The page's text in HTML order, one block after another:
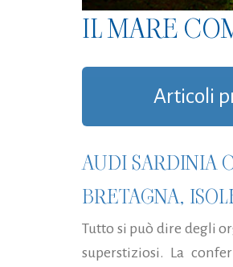
IL MARE
Articoli
AUDI SARDINIA
BRETAGNA,
Tutto si può dire degli
superstiziosi. La